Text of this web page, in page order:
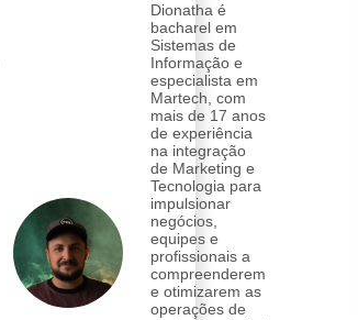
Dionatha é
bacharel em
Sistemas de
Informação e
especialista em
Martech, com
mais de 17 anos
de experiência
na integração
de Marketing e
Tecnologia para
impulsionar
negócios,
equipes e
profissionais a
compreenderem
e otimizarem as
operações de